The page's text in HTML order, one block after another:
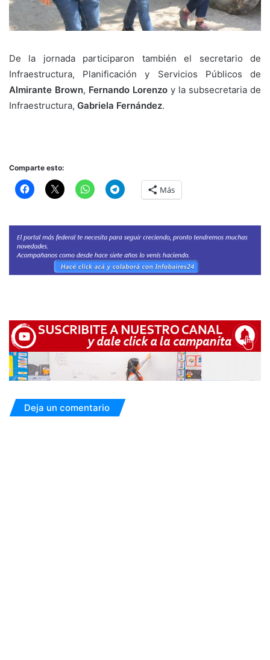
De la jornada participaron también el secretario de
Infraestructura, Planificación y Servicios Públicos de
Almirante Brown, Fernando Lorenzo y la subsecretaria de
Infraestructura, Gabriela Fernández.
Comparte esto:
Más
Deja un comentario